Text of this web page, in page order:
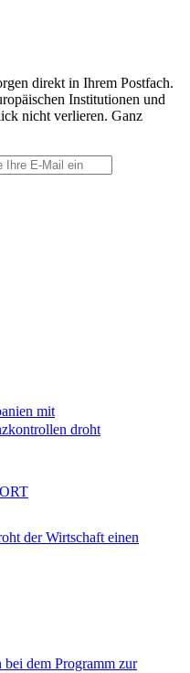
direkt in Ihrem Postfach.
Institutionen und
nicht verlieren. Ganz
mit
droht
der Wirtschaft einen
dem Programm zur